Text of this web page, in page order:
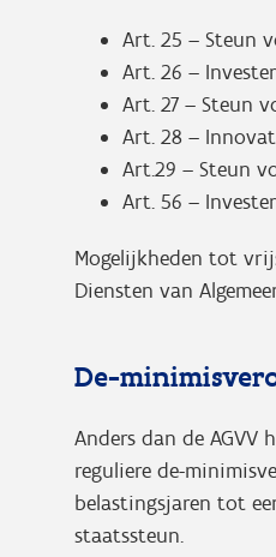
Art. 25 – Steun
Art. 26 –
Art. 27 – Steun
Art. 28 –
Art.29 – Steun
Art. 56 –
Mogelijkheden tot
Diensten van
De-
Anders dan de
reguliere de-
belastingsjaren tot
staatssteun.